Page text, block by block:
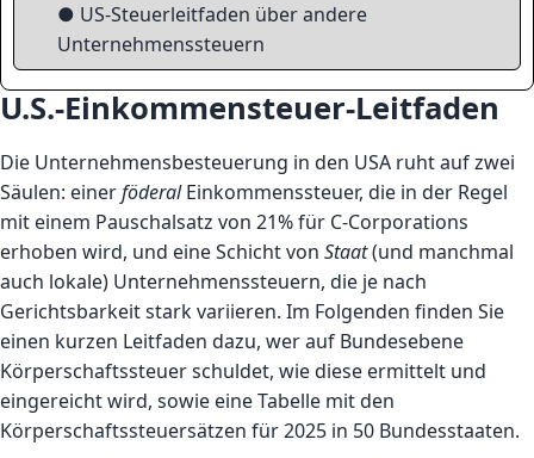
● US-Steuerleitfaden über andere
Unternehmenssteuern
U.S.-Einkommensteuer-Leitfaden
Die Unternehmensbesteuerung in den USA ruht auf zwei
Säulen: einerföderalEinkommenssteuer, die in der Regel
mit einem Pauschalsatz von 21% für C-Corporations
erhoben wird, und eine Schicht von Staat(und manchmal
auch lokale) Unternehmenssteuern, die je nach
Gerichtsbarkeit stark variieren. Im Folgenden finden Sie
einen kurzen Leitfaden dazu, wer auf Bundesebene
Körperschaftssteuer schuldet, wie diese ermittelt und
eingereicht wird, sowie eine Tabelle mit den
Körperschaftssteuersätzen für 2025 in 50 Bundesstaaten.